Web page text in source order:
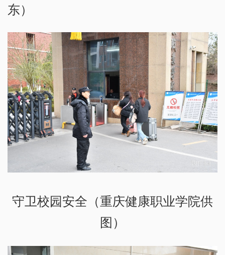
东）
守卫校园安全（重庆健康职业学院供
图）